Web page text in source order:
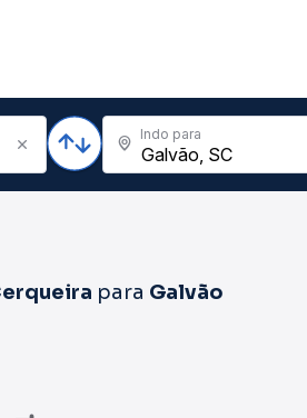
Indo para
para Galvão